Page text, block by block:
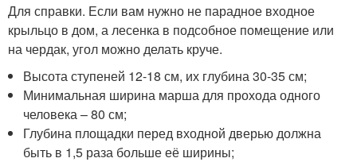
Для справки. Если вам нужно не парадное входное
крыльцо в дом, а лесенка в подсобное помещение или
на чердак, угол можно делать круче.
Высота ступеней 12-18 см, их глубина 30-35 см;
Минимальная ширина марша для прохода одного
человека – 80 см;
Глубина площадки перед входной дверью должна
быть в 1,5 раза больше её ширины;